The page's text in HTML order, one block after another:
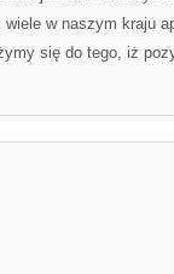
wiele w naszym kraju
się do tego, iż